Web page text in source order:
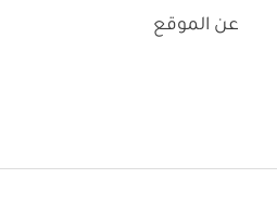
عن الموقع